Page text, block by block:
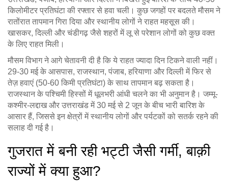
किलोमीटर प्रतिघंटा की रफ्तार से हवा चली। कुछ जगहों पर बदलते मौसम ने
रातोंरात तापमान गिरा दिया और स्थानीय लोगों ने राहत महसूस की।
खासकर, दिल्ली और चंडीगढ़ जैसे शहरों में लू से परेशान लोगों को कुछ वक्त
के लिए राहत मिली।
मौसम विभाग ने आगे चेतावनी दी है कि ये राहत ज्यादा दिन टिकने वाली नहीं।
29-30 मई के आसपास, राजस्थान, पंजाब, हरियाणा और दिल्ली में फिर से
तेज़ हवाएं (50-60 किमी प्रतिघंटा) के साथ तापमान बढ़ सकता है।
राजस्थान के पश्चिमी हिस्सों में धूलभरी आंधी चलने का भी अनुमान है। जम्मू-
कश्मीर-लद्दाख और उत्तराखंड में 30 मई से 2 जून के बीच भारी बारिश के
आसार हैं, जिससे इन क्षेत्रों में स्थानीय लोगों और पर्यटकों को सतर्क रहने की
सलाह दी गई है।
गुजरात में बनी रही भट्टी जैसी गर्मी, बाक़ी
राज्यों में क्या हुआ?